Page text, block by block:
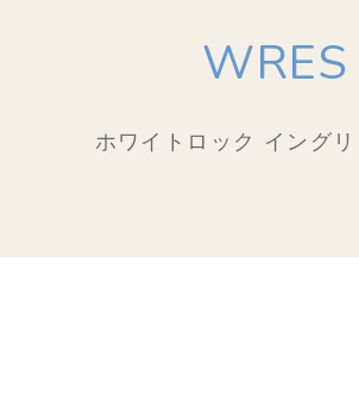
ホワイトロック イング